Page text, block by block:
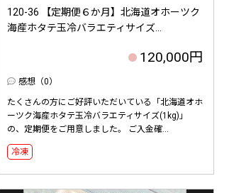
120-36 【定期便６か月】北海道オホーツク
海産ホタテ玉冷バラエティサイズ...
120,000円
感想（0）
たくさんの方にご好評いただいている「北海道オホ
ーツク海産ホタテ玉冷バラエティサイズ(1kg)」
の、定期便をご用意しました。 ご入金確...
冷凍